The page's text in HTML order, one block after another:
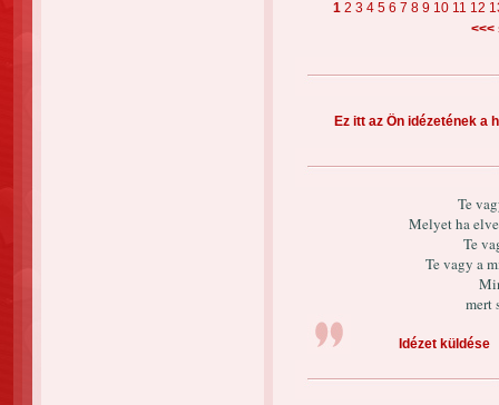
1 2 3 4 5 6 7 8 9 10 11 12
<<<
Ez itt az Ön idézetének a
Te
Melyet ha
Te
Te vagy a
mert
Idézet küldése